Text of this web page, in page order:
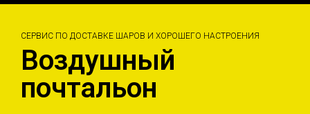
СЕРВИС ПО ДОСТАВКЕ ШАРОВ И ХОРОШЕГО НАСТРОЕНИЯ
Воздушный
почтальон